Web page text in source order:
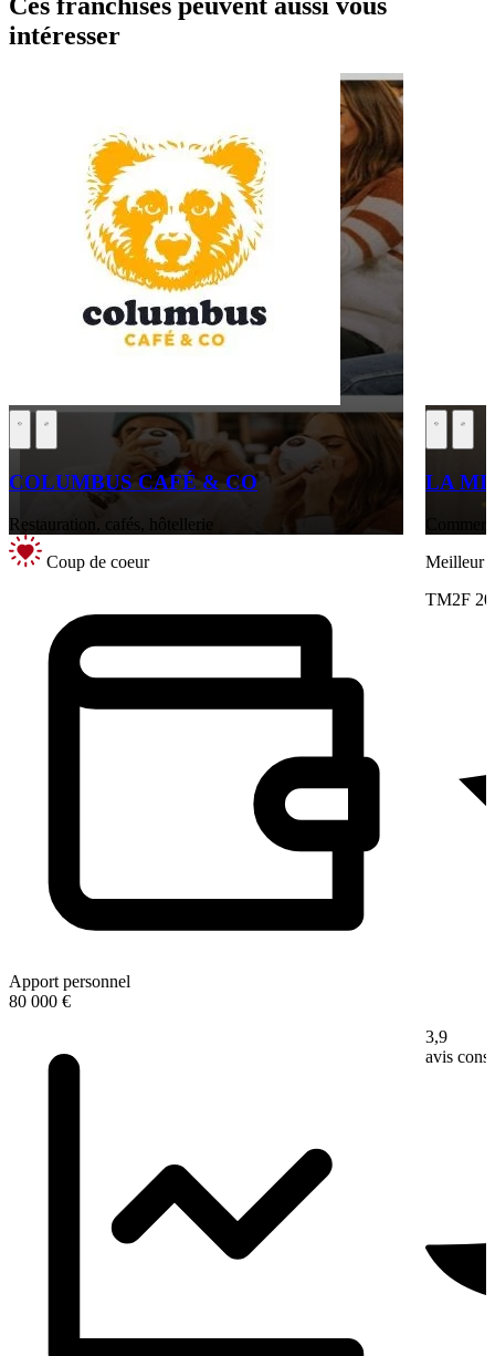
intéresser
COLUMBUS CAFÉ & CO
Restauration, cafés, hôtellerie
Coup de coeur
Apport personnel
80 000 €
LA
Meilleur
TM2F
3,9
avis